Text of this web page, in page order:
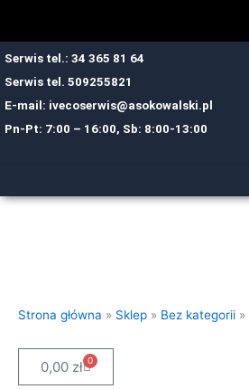
treści
Serwis tel.: 34 365 81 64
Serwis tel. 509255821
E-mail: ivecoserwis@asokowalski.pl
Pn-Pt: 7:00 – 16:00, Sb: 8:00-13:00
Strona główna » Sklep » Bez kategorii »
0,00 zł 0
Cart